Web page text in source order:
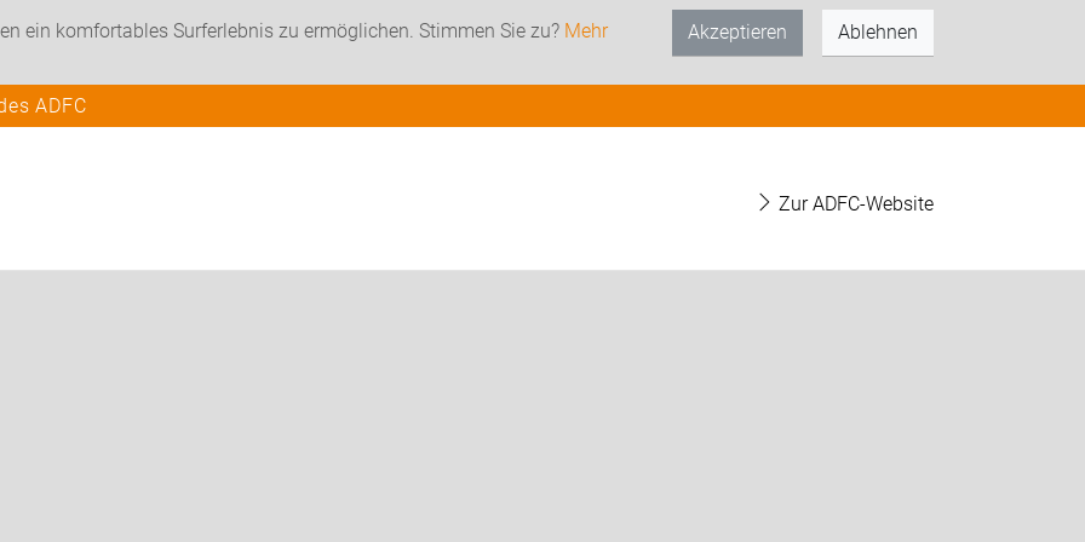
ein komfortables Surferlebnis zu ermöglichen. Stimmen Sie zu? Mehr Akzeptieren Ablehnen
ADFC
Zur ADFC-Website